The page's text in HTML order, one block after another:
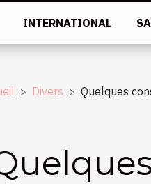
INTERNATIONAL
Divers Quelques